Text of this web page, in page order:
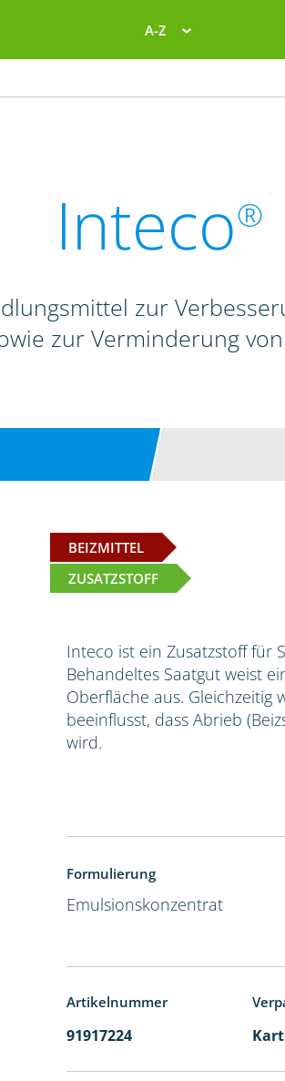
A-Z
Inteco®
zur
zur Verminderung
BEIZMITTEL
ZUSATZSTOFF
Inteco ist ein Zusatzstoff für
Behandeltes Saatgut weist
Oberfläche aus.
beeinflusst, dass Abrieb
wird.
Formulierung
Emulsionskonzentrat
Artikelnummer
91917224